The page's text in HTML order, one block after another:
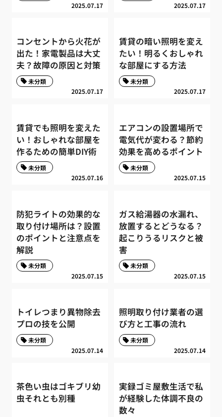
2025.07.17 2025.07.17
コンセントから火花が
出た！家電製品は大丈
夫？故障の原因と対策
2025.07.17
未分類
賃貸の暗い照明を変え
たい！明るくおしゃれ
な部屋にする方法
2025.07.17
未分類
賃貸でも照明を変えた
い！おしゃれな部屋を
作るための簡単DIY術
2025.07.16
未分類
エアコンの設置場所で
電気代が変わる？節約
効果を高めるポイント
2025.07.15
未分類
防犯ライトの効果的な
取り付け場所は？設置
のポイントと注意点を
解説
2025.07.15
未分類
ガス給湯器の水漏れ、
放置するとどうなる？
起こりうるリスクと被
害
2025.07.15
未分類
トイレつまり異物除去
プロの技を公開
2025.07.14
未分類
照明取り付け業者の選
び方と工事の流れ
2025.07.14
未分類
茶色い虫はゴキブリ幼
虫それとも別種
実録ゴミ屋敷生活で私
が経験した体調不良の
数々